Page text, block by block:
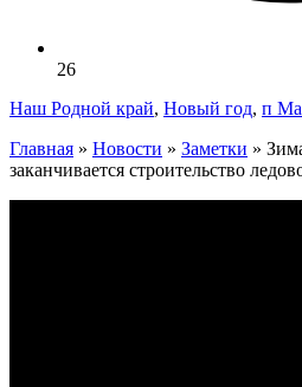
26
Наш Родной край, Новый год, п
Главная » Новости » Заметки »
заканчивается строительство